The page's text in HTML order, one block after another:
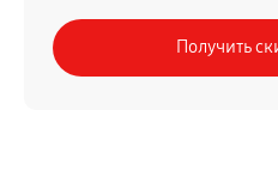
Ремонт испарителя
590 рубПолучить